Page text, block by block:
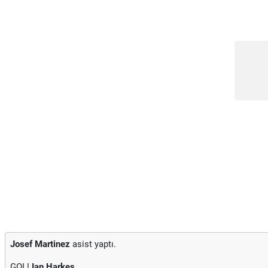
Josef Martinez asist yaptı.